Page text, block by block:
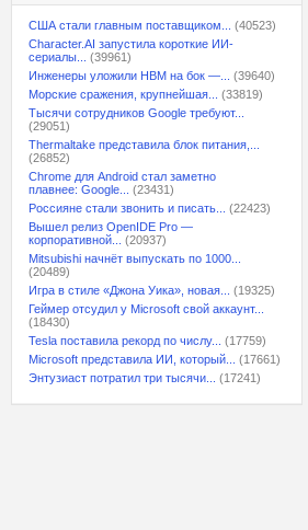
США стали главным поставщиком...
(40523)
Character.AI запустила короткие ИИ-
сериалы...
(39961)
Инженеры уложили HBM на бок —...
(39640)
Морские сражения, крупнейшая...
(33819)
Тысячи сотрудников Google требуют...
(29051)
Thermaltake представила блок питания,...
(26852)
Chrome для Android стал заметно
плавнее: Google...
(23431)
Россияне стали звонить и писать...
(22423)
Вышел релиз OpenIDE Pro —
корпоративной...
(20937)
Mitsubishi начнёт выпускать по 1000...
(20489)
Игра в стиле «Джона Уика», новая...
(19325)
Геймер отсудил у Microsoft свой аккаунт...
(18430)
Tesla поставила рекорд по числу...
(17759)
Microsoft представила ИИ, который...
(17661)
Энтузиаст потратил три тысячи...
(17241)